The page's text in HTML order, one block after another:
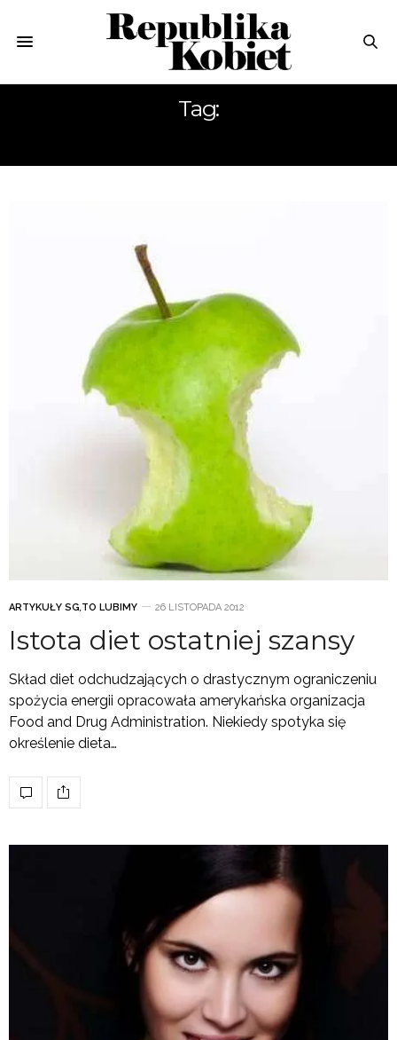
Tag:
ARTYKUŁY SG,TO LUBIMY 26 LISTOPADA 2012
Istota diet ostatniej szansy
Skład diet odchudzających o drastycznym ograniczeniu
spożycia energii opracowała amerykańska organizacja
Food and Drug Administration. Niekiedy spotyka się
określenie dieta…